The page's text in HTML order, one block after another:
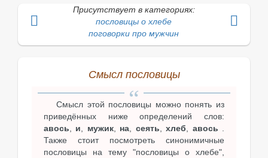
Присутствует в категориях:
пословицы о хлебе
поговорки про мужчин
Смысл пословицы
Смысл этой пословицы можно понять из
приведённых ниже определений слов:
авось, и, мужик, на, сеять,хлеб, авось .
Также стоит посмотреть синонимичные
пословицы на тему "пословицы о хлебе",